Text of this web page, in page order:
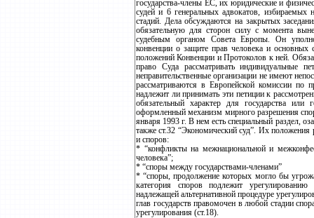
государства-члены ЕС, их юридические и
судей и 6 генеральных адвокатов, избираемых
стадий. Дела обсуждаются на закрытых
обязательную для сторон силу с момента
судебным органом Совета Европы. Он
конвенции о защите прав человека и
положений Конвенции и Протоколов к ней.
право Суда рассматривать индивидуальные
неправительственные организации не имеют
рассматриваются в Европейской комиссии по
надлежит ли принимать эти петиции к
обязательный характер для государства
оформленный механизм мирного разрешения
января 1993 г. В нем есть специальный раздел,
также ст.32 “Экономический суд”. Их
и споров:
* “конфликты на межнациональной и
человека”;
* “споры между государствами-членами”
* “споры, продолжение которых могло бы
категория споров подлежит
надлежащей альтернативной процедуре
глав государств правомочен в любой стадии
урегулирования (ст.18).